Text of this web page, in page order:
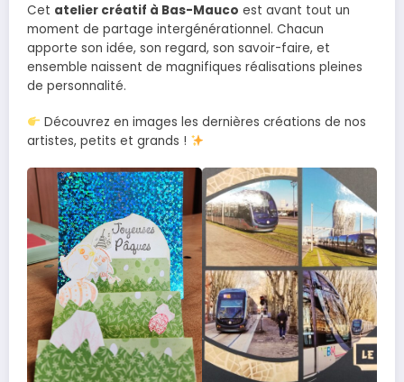
Cet atelier créatif à Bas-Mauco est avant tout un
moment de partage intergénérationnel. Chacun
apporte son idée, son regard, son savoir-faire, et
ensemble naissent de magnifiques réalisations pleines
de personnalité.
Découvrez en images les dernières créations de nos
artistes, petits et grands !